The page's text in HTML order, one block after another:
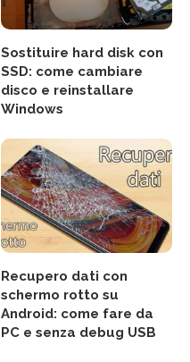
Sostituire hard disk con
SSD: come cambiare
disco e reinstallare
Windows
Recupero dati con
schermo rotto su
Android: come fare da
PC e senza debug USB